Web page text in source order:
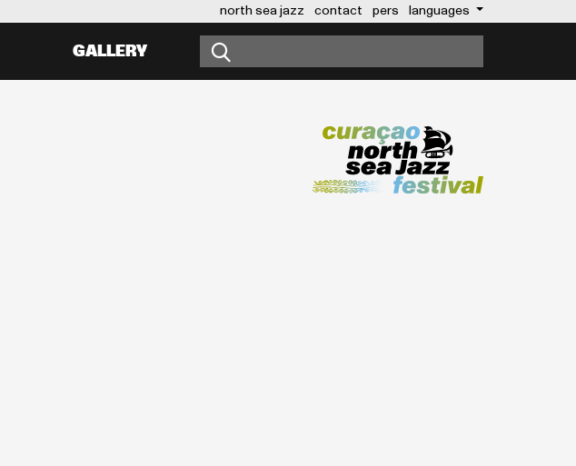
north sea jazz contact pers languages
GALLERY